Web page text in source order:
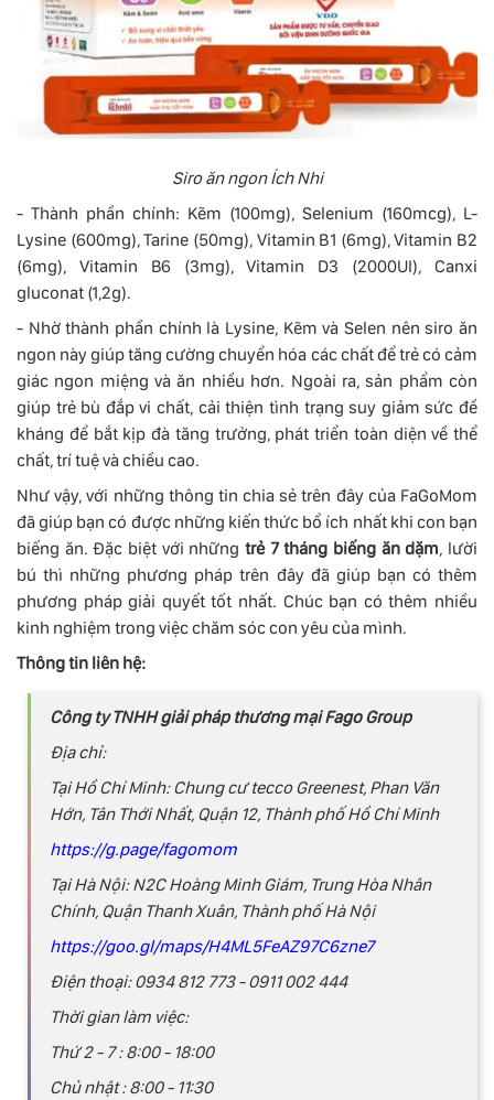
Siro ăn ngon Ích Nhi
- Thành phần chính: Kẽm (100mg), Selenium (160mcg), L-
Lysine (600mg), Tarine (50mg), Vitamin B1 (6mg), Vitamin B2
(6mg), Vitamin B6 (3mg), Vitamin D3 (2000UI), Canxi
gluconat (1,2g).
- Nhờ thành phần chính là Lysine, Kẽm và Selen nên siro ăn
ngon này giúp tăng cường chuyển hóa các chất để trẻ có cảm
giác ngon miệng và ăn nhiều hơn. Ngoài ra, sản phẩm còn
giúp trẻ bù đắp vi chất, cải thiện tình trạng suy giảm sức đề
kháng để bắt kịp đà tăng trưởng, phát triển toàn diện về thể
chất, trí tuệ và chiều cao.
Như vậy, với những thông tin chia sẻ trên đây của FaGoMom
đã giúp bạn có được những kiến thức bổ ích nhất khi con bạn
biếng ăn. Đặc biệt với những trẻ 7 tháng biếng ăn dặm, lười
bú thì những phương pháp trên đây đã giúp bạn có thêm
phương pháp giải quyết tốt nhất. Chúc bạn có thêm nhiều
kinh nghiệm trong việc chăm sóc con yêu của mình.
Thông tin liên hệ:
Công ty TNHH giải pháp thương mại Fago Group
Địa chỉ:
Tại Hồ Chí Minh: Chung cư tecco Greenest, Phan Văn
Hớn, Tân Thới Nhất, Quận 12, Thành phố Hồ Chí Minh
https://g.page/fagomom
Tại Hà Nội: N2C Hoàng Minh Giám, Trung Hòa Nhân
Chính, Quận Thanh Xuân, Thành phố Hà Nội
https://goo.gl/maps/H4ML5FeAZ97C6zne7
Điện thoại: 0934 812 773 - 0911 002 444
Thời gian làm việc:
Thứ 2 - 7 : 8:00 - 18:00
Chủ nhật : 8:00 - 11:30